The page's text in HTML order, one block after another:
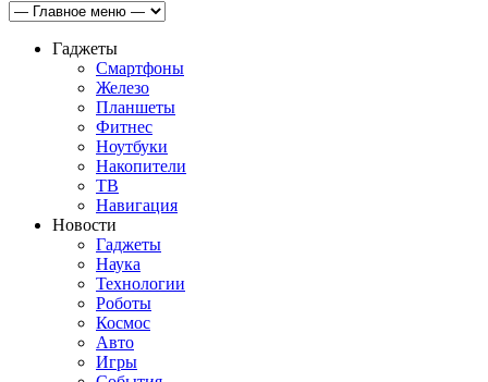
Гаджеты
Смартфоны
Железо
Планшеты
Фитнес
Ноутбуки
Накопители
ТВ
Навигация
Новости
Гаджеты
Наука
Технологии
Роботы
Космос
Авто
Игры